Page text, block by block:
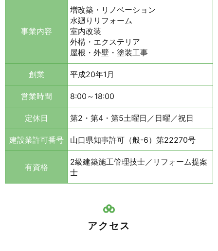
事業内容
増改築・リノベーション
水廻りリフォーム
室内改装
外構・エクステリア
屋根・外壁・塗装工事
創業 平成20年1月
営業時間 8:00～18:00
定休日 第2・第4・第5土曜日／日曜／祝日
建設業許可番号 山口県知事許可（般-6）第22270号
有資格
2級建築施工管理技士／リフォーム提案
士
アクセス